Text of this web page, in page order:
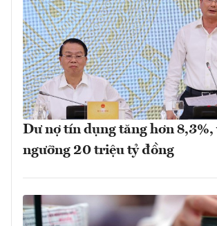
Dư nợ tín dụng tăng hơn 8,3%,
ngưỡng 20 triệu tỷ đồng